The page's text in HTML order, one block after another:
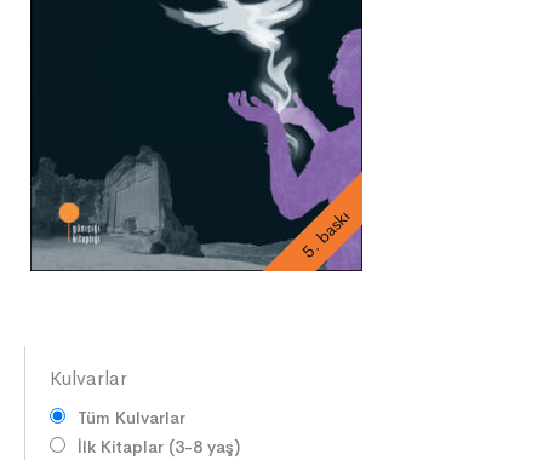
5. baskı
Kulvarlar
Tüm Kulvarlar
İlk Kitaplar (3-8 yaş)